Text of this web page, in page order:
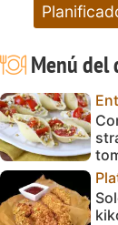
Menú del